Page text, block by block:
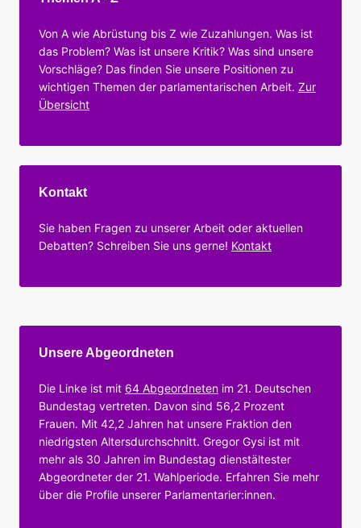
Von A wie Abrüstung bis Z wie Zuzahlungen. Was ist
das Problem? Was ist unsere Kritik? Was sind unsere
Vorschläge? Das finden Sie unsere Positionen zu
wichtigen Themen der parlamentarischen Arbeit. Zur
Übersicht
Kontakt
Sie haben Fragen zu unserer Arbeit oder aktuellen
Debatten? Schreiben Sie uns gerne! Kontakt
Unsere Abgeordneten
Die Linke ist mit 64 Abgeordneten im 21. Deutschen
Bundestag vertreten. Davon sind 56,2 Prozent
Frauen. Mit 42,2 Jahren hat unsere Fraktion den
niedrigsten Altersdurchschnitt. Gregor Gysi ist mit
mehr als 30 Jahren im Bundestag dienstältester
Abgeordneter der 21. Wahlperiode. Erfahren Sie mehr
über die Profile unserer Parlamentarier:innen.